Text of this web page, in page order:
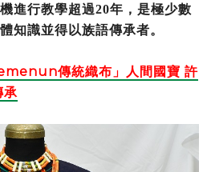
進行教學超過20年，是極少數
知識並得以族語傳承者。
傳統織布」人間國寶 許
承